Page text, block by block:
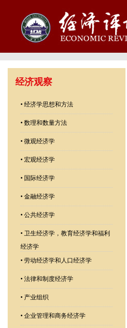
经济观察
• 经济学思想和方法
• 数理和数量方法
• 微观经济学
• 宏观经济学
• 国际经济学
• 金融经济学
• 公共经济学
• 卫生经济学，教育经济学和福利
经济学
• 劳动经济学和人口经济学
• 法律和制度经济学
• 产业组织
• 企业管理和商务经济学